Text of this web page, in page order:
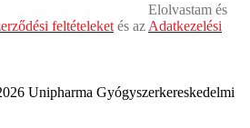
Elolvastam és
feltételeket és az Adatkezelési
Unipharma Gyógyszerkereskedelmi